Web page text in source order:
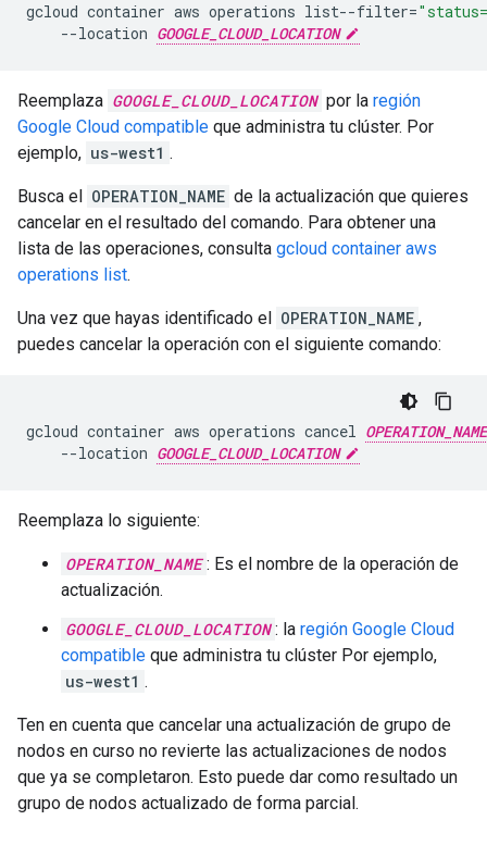
gcloud container aws operations list--filter=
--location GOOGLE_CLOUD_LOCATION
Reemplaza GOOGLE_CLOUD_LOCATION por la región
Google Cloud compatible que administra tu clúster. Por
ejemplo, us-west1 .
Busca el OPERATION_NAME de la actualización que quieres
cancelar en el resultado del comando. Para obtener una
lista de las operaciones, consulta gcloud container aws
operations list.
Una vez que hayas identificado el OPERATION_NAME ,
puedes cancelar la operación con el siguiente comando:
gcloud container aws operations cancel OPERATION_NAME
--location GOOGLE_CLOUD_LOCATION
Reemplaza lo siguiente:
OPERATION_NAME : Es el nombre de la operación de
actualización.
GOOGLE_CLOUD_LOCATION : la región Google Cloud
compatible que administra tu clúster Por ejemplo,
us-west1 .
Ten en cuenta que cancelar una actualización de grupo de
nodos en curso no revierte las actualizaciones de nodos
que ya se completaron. Esto puede dar como resultado un
grupo de nodos actualizado de forma parcial.